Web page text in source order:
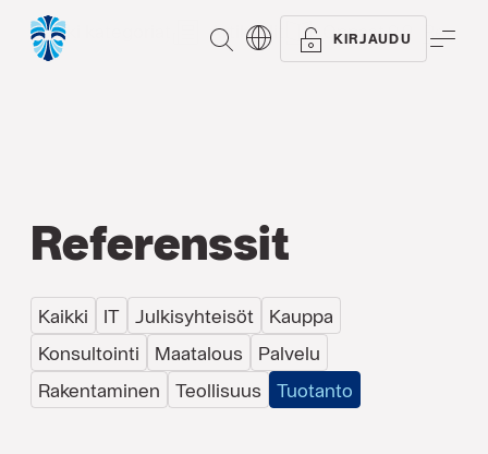
ETSI KIRJAUDU
Kaikki kategoriat Artikkelit Oppaat
Referenssit
Kaikki IT Julkisyhteisöt
Kauppa
Konsultointi
Maatalous
Palvelu
Rakentaminen
Teollisuus Tuotanto